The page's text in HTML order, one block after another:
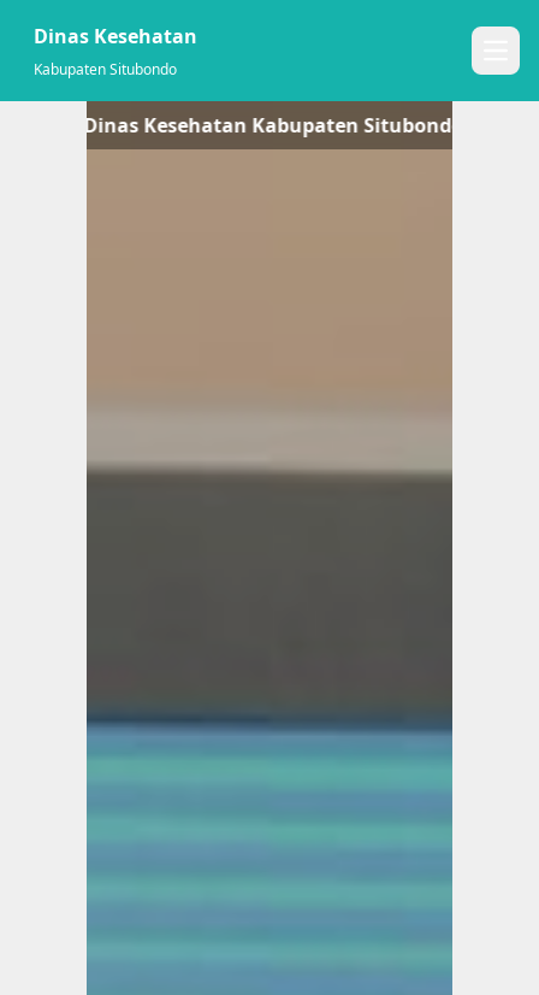
Dinas Kesehatan
Kabupaten Situbondo
Dinas Kesehatan Kabupaten Situbondo !! -- MARI